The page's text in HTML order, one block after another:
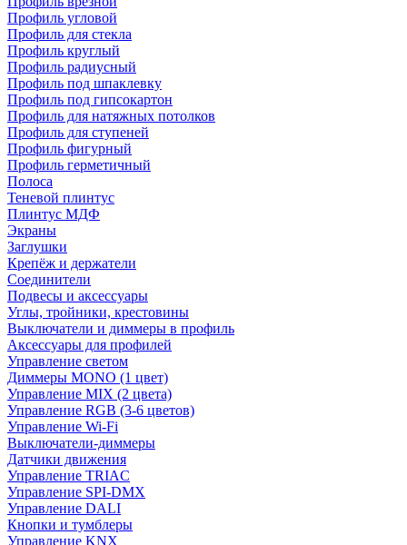
Профиль угловой
Профиль для стекла
Профиль круглый
Профиль радиусный
Профиль под шпаклевку
Профиль под гипсокартон
Профиль для натяжных потолков
Профиль для ступеней
Профиль фигурный
Профиль герметичный
Полоса
Теневой плинтус
Плинтус МДФ
Экраны
Заглушки
Крепёж и держатели
Соединители
Подвесы и аксессуары
Углы, тройники, крестовины
Выключатели и диммеры в профиль
Аксессуары для профилей
Управление светом
Диммеры MONO (1 цвет)
Управление MIX (2 цвета)
Управление RGB (3-6 цветов)
Управление Wi-Fi
Выключатели-диммеры
Датчики движения
Управление TRIAC
Управление SPI-DMX
Управление DALI
Кнопки и тумблеры
Управление KNX